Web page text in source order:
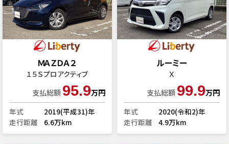
ＭＡＺＤＡ２
１５Ｓプロアクティブ
支払総額95.9万円
年式
2019(平成31)年
走行距離
6.6万km
ルーミー
Ｘ
支払総額99.9万円
年式
2020(令和2)年
走行距離
4.9万km